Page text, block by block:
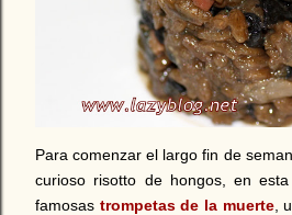
Para comenzar el largo fin de
curioso risotto de hongos, en
famosas trompetas de la muerte,